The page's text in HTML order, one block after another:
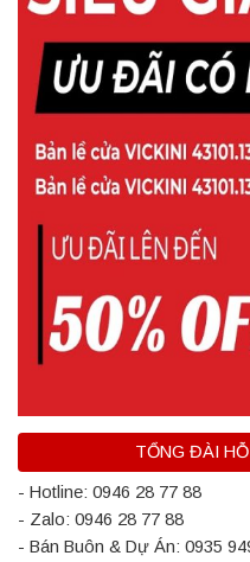
TỔNG ĐÀI
- Hotline: 0946 28 77 88
- Zalo: 0946 28 77 88
- Bán Buôn & Dự Án: 0935